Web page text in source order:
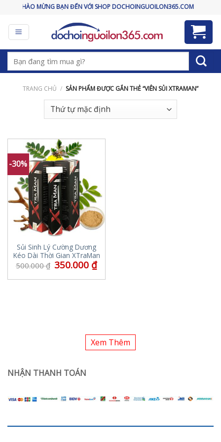
content
CHÀO MỪNG BẠN ĐẾN VỚI SHOP DOCHOINGUOILON365.COM
Tìm
kiếm:
TRANG CHỦ / SẢN PHẨM ĐƯỢC GẮN THẺ “VIÊN SỦI XTRAMAN”
-30%
Sủi Sinh Lý Cường Dương
Kéo Dài Thời Gian XTraMan
500.000₫ 350.000 ₫
Xem Thêm
NHẬN THANH TOÁN